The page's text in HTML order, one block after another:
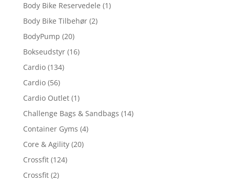
Body Bike Reservedele (1)
Body Bike Tilbehør (2)
BodyPump (20)
Bokseudstyr (16)
Cardio (134)
Cardio (56)
Cardio Outlet (1)
Challenge Bags & Sandbags (14)
Container Gyms (4)
Core & Agility (20)
Crossfit (124)
Crossfit (2)